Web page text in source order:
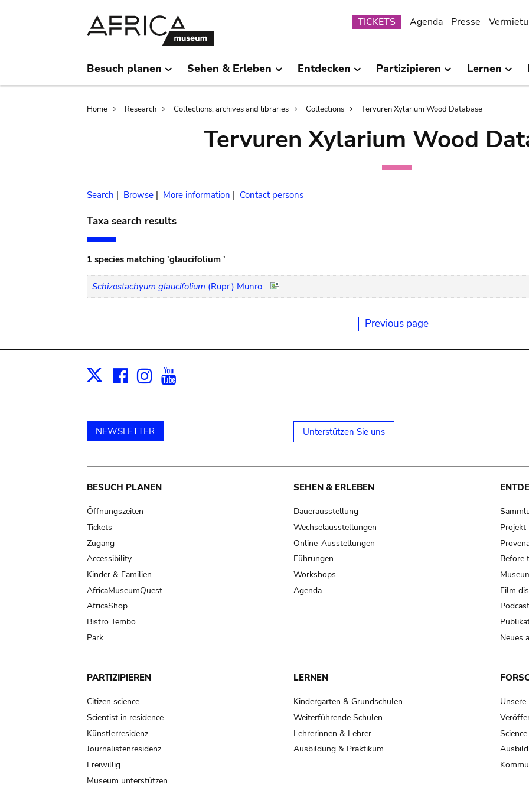
Submenu
TICKETS Agenda Presse
Besuch planen Sehen & Erleben Entdecken Partizipieren Lernen
Breadcrumb
Home Research Collections, archives and libraries Collections Tervuren Xylarium Wood Database
Tervuren Xylarium Wood
Search | Browse | More information | Contact persons
Taxa search results
1 species matching 'glaucifolium '
Schizostachyum glaucifolium (Rupr.) Munro
Previous page
X Facebook
Instagram
NEWSLETTER Unterstützen Sie uns
Main
navigation
BESUCH PLANEN
Öffnungszeiten
Tickets
Zugang
Accessibility
Kinder & Familien
AfricaMuseumQuest
AfricaShop
Bistro Tembo
Park
SEHEN & ERLEBEN
Dauerausstellung
Wechselausstellungen
Online-Ausstellungen
Führungen
Workshops
Agenda
Projekt
Before
Film
Neues
PARTIZIPIEREN
Citizen science
Scientist in residence
Künstlerresidenz
Journalistenresidenz
Freiwillig
Museum unterstützen
LERNEN
Kindergarten & Grundschulen
Weiterführende Schulen
Lehrerinnen & Lehrer
Ausbildung & Praktikum